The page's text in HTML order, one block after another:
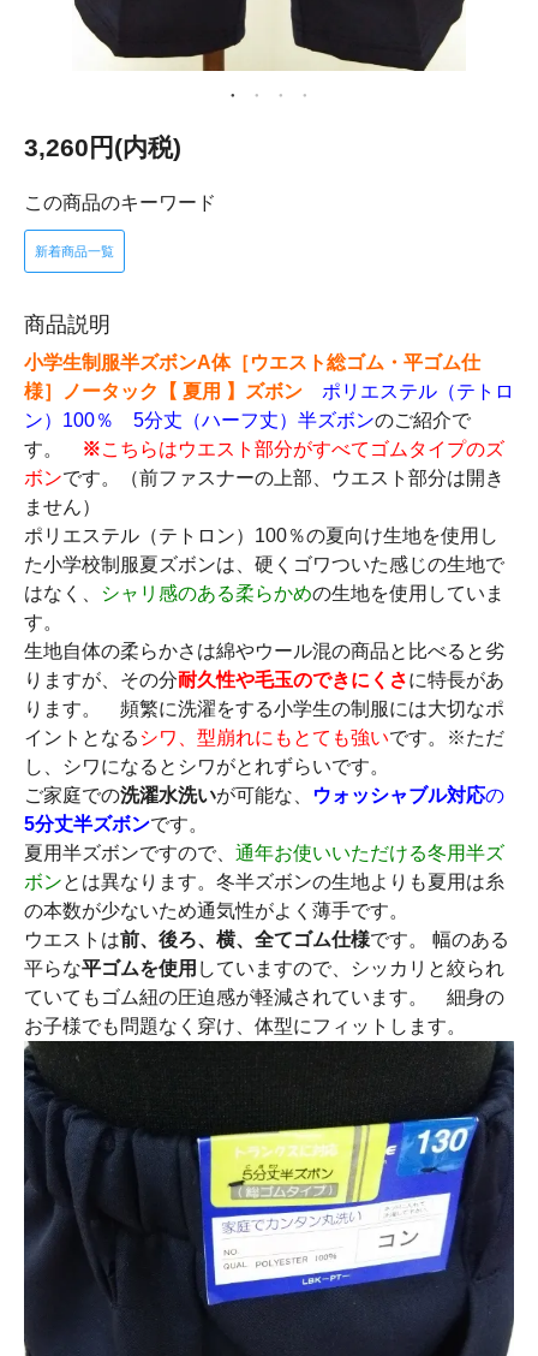
3,260円(内税)
この商品のキーワード
新着商品一覧
商品説明
小学生制服半ズボンA体［ウエスト総ゴム・平ゴム仕
様］ノータック【 夏用 】ズボン ポリエステル（テトロ
ン）100％ 5分丈（ハーフ丈）半ズボンのご紹介で
す。
※こちらはウエスト部分がすべてゴムタイプのズ
ボンです。（前ファスナーの上部、ウエスト部分は開き
ません）
ポリエステル（テトロン）100％の夏向け生地を使用し
た小学校制服夏ズボンは、硬くゴワついた感じの生地で
はなく、
シャリ感のある柔らかめの生地を使用していま
す。
生地自体の柔らかさは綿やウール混の商品と比べると劣
りますが、その分耐久性や毛玉のできにくさに特長があ
ります。 頻繁に洗濯をする小学生の制服には大切なポ
イントとなる シワ、型崩れにもとても強いです。※ただ
し、シワになるとシワがとれずらいです。
ご家庭での洗濯水洗いが可能な、 ウォッシャブル対応の
5分丈半ズボンです。
夏用半ズボンですので、 通年お使いいただける冬用半ズ
ボンとは異なります。冬半ズボンの生地よりも夏用は糸
の本数が少ないため通気性がよく薄手です。
ウエストは前、後ろ、横、全てゴム仕様です。 幅のある
平らな平ゴムを使用 していますので、シッカリと絞られ
ていてもゴム紐の圧迫感が軽減されています。 細身の
お子様でも問題なく穿け、体型にフィットします。